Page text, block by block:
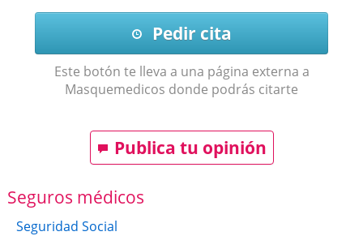
Pedir cita
Este botón te lleva a una página externa a
Masquemedicos donde podrás citarte
Publica tu opinión
Seguros médicos
Seguridad Social